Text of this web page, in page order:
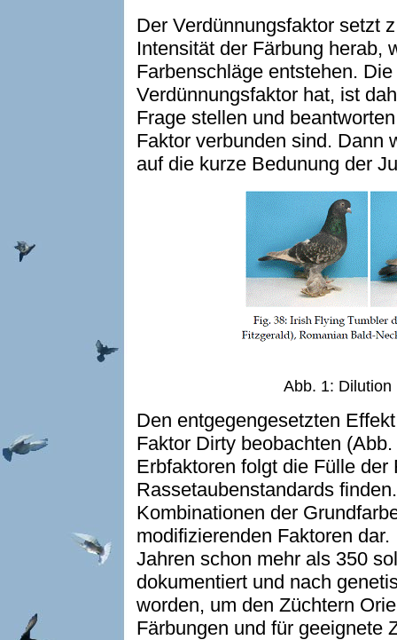
Der Verdünnungsfaktor setzt
Intensität der Färbung herab,
Farbenschläge entstehen.
Verdünnungsfaktor hat, ist
Frage stellen und
Faktor verbunden sind. Dann
auf die kurze Bedunung der
Abb. 1: Dilution
Den entgegengesetzten
Faktor Dirty beobachten
Erbfaktoren folgt die Fülle
Rassetaubenstandards
Kombinationen der
modifizierenden Faktoren
Jahren schon mehr als 350
dokumentiert und nach
worden, um den Züchtern
Färbungen und für geeignete